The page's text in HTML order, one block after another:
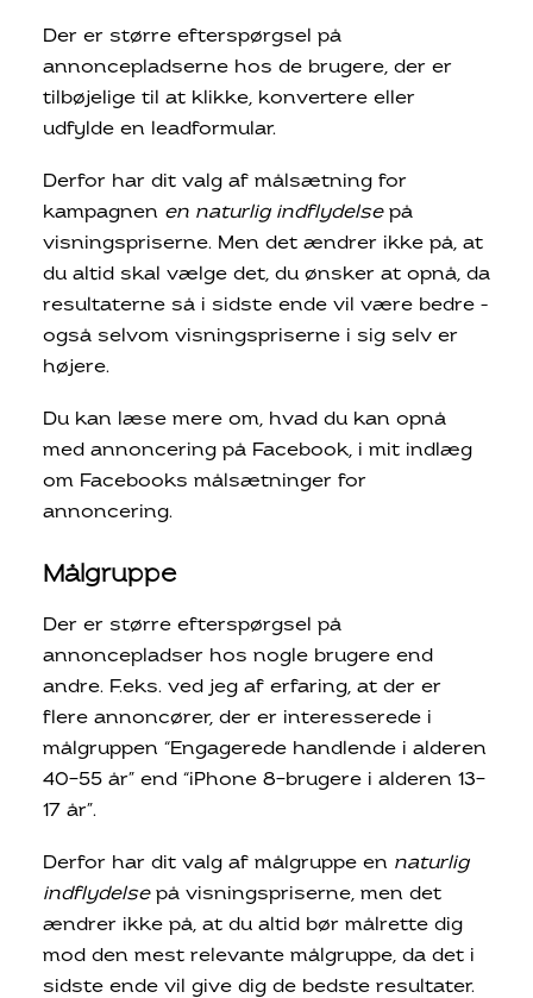
Der er større efterspørgsel på
annoncepladserne hos de brugere, der er
tilbøjelige til at klikke, konvertere eller
udfylde en leadformular.
Derfor har dit valg af målsætning for
kampagnen en naturlig indflydelsepå
visningspriserne. Men det ændrer ikke på, at
du altid skal vælge det, du ønsker at opnå, da
resultaterne så i sidste ende vil være bedre –
også selvom visningspriserne i sig selv er
højere.
Du kan læse mere om, hvad du kan opnå
med annoncering på Facebook, i mit indlæg
om Facebooks målsætninger for
annoncering.
Målgruppe
Der er større efterspørgsel på
annoncepladser hos nogle brugere end
andre. F.eks. ved jeg af erfaring, at der er
flere annoncører, der er interesserede i
målgruppen “Engagerede handlende i alderen
40-55 år” end “iPhone 8-brugere i alderen 13-
17 år”.
Derfor har dit valg af målgruppe en naturlig
indflydelsepå visningspriserne, men det
ændrer ikke på, at du altid bør målrette dig
mod den mest relevante målgruppe, da det i
sidste ende vil give dig de bedste resultater.